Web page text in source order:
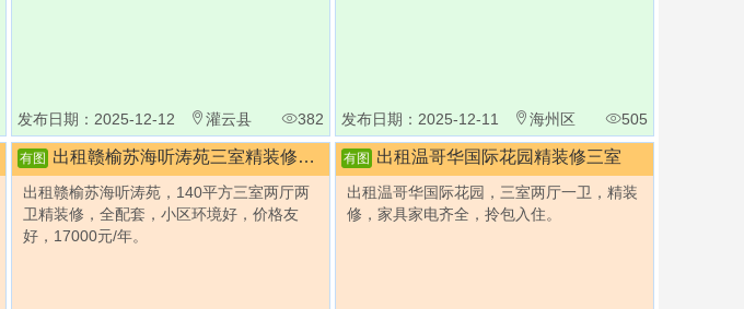
发布日期：2025-12-12 灌云县 382 发布日期：2025-12-11 海州区 505
有图 出租赣榆苏海听涛苑三室精装修楼房
出租赣榆苏海听涛苑，140平方三室两厅两
卫精装修，全配套，小区环境好，价格友
好，17000元/年。
有图 出租温哥华国际花园精装修三室
出租温哥华国际花园，三室两厅一卫，精装
修，家具家电齐全，拎包入住。